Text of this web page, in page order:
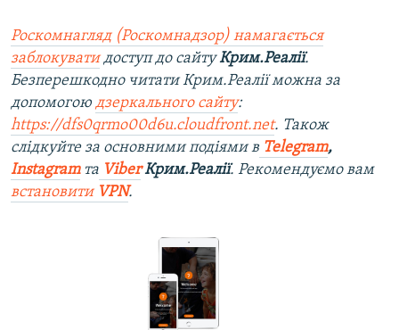
Роскомнагляд (Роскомнадзор) намагається
заблокуватидоступ до сайтуКрим.Реалії.
Безперешкодно читати Крим.Реалії можна за
допомогою дзеркального сайту:
https://dfs0qrmo00d6u.cloudfront.net. Також
слідкуйте за основними подіями в Telegram,
Instagramта ViberКрим.Реалії. Рекомендуємо вам
встановити VPN.